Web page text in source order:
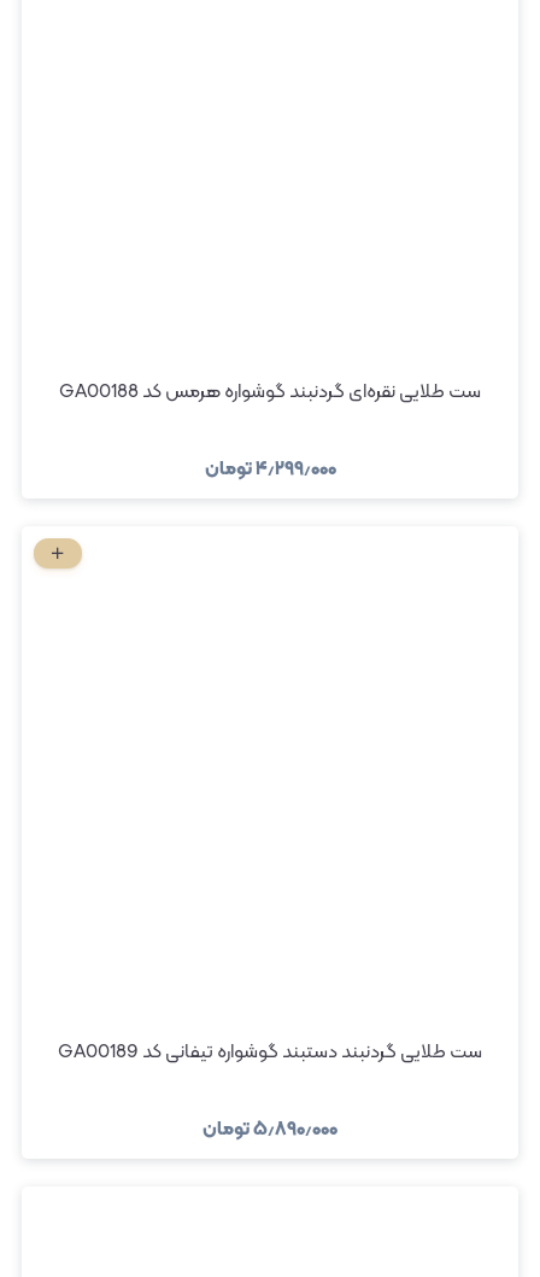
ست طلایی نقره‌ای گردنبند گوشواره هرمس کد GA00188
۴٫۲۹۹٫۰۰۰تومان
ست طلایی گردنبند دستبند گوشواره تیفانی کد GA00189
۵٫۸۹۰٫۰۰۰تومان